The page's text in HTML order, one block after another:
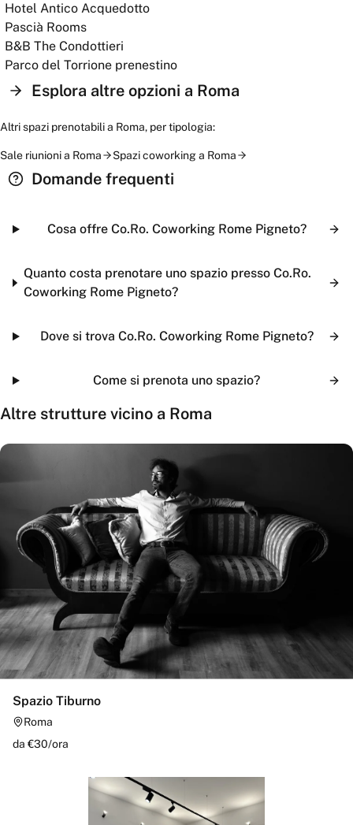
Hotel Antico Acquedotto
Pascià Rooms
B&B The Condottieri
Parco del Torrione prenestino
Esplora altre opzioni a Roma
Altri spazi prenotabili a Roma, per tipologia:
Sale riunionia Roma Spazi coworkinga Roma
Domande frequenti
Cosa offre Co.Ro. Coworking Rome Pigneto?
Quanto costa prenotare uno spazio presso Co.Ro.
Coworking Rome Pigneto?
Dove si trova Co.Ro. Coworking Rome Pigneto?
Come si prenota uno spazio?
Altre strutture vicino a Roma
Spazio Tiburno
Roma
da €30/ora